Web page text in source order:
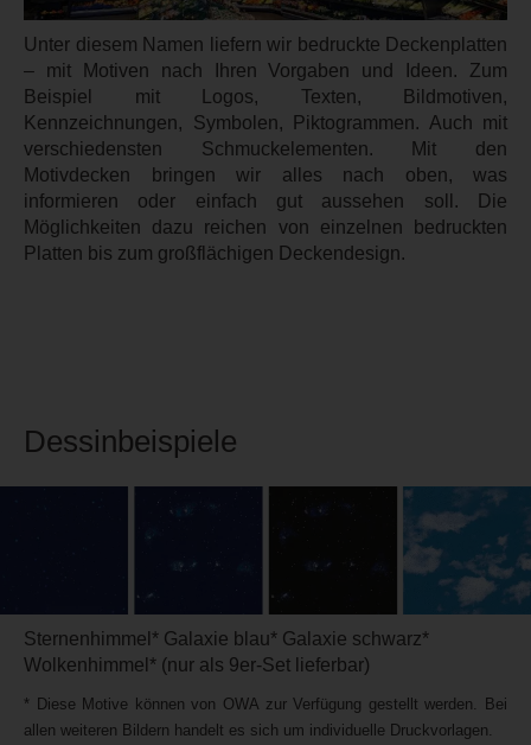
Unter diesem Namen liefern wir bedruckte Deckenplatten
– mit Motiven nach Ihren Vorgaben und Ideen. Zum
Beispiel mit Logos, Texten, Bildmotiven,
Kennzeichnungen, Symbolen, Piktogrammen. Auch mit
verschiedensten Schmuckelementen. Mit den
Motivdecken bringen wir alles nach oben, was
informieren oder einfach gut aussehen soll. Die
Möglichkeiten dazu reichen von einzelnen bedruckten
Platten bis zum großflächigen Deckendesign.
Dessinbeispiele
Sternenhimmel* Galaxie blau* Galaxie schwarz*
Wolkenhimmel* (nur als 9er-Set lieferbar)
* Diese Motive können von OWA zur Verfügung gestellt werden. Bei
allen weiteren Bildern handelt es sich um individuelle Druckvorlagen.